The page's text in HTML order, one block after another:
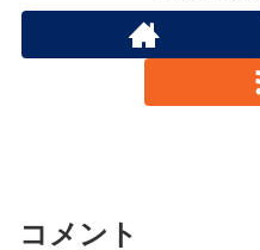
コメント